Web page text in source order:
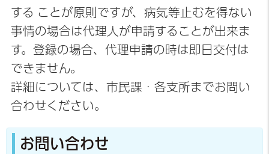
する ことが原則ですが、病気等止むを得ない
事情の場合は代理人が申請することが出来ま
す。登録の場合、代理申請の時は即日交付は
できません。
詳細については、市民課・各支所までお問い
合わせください。
お問い合わせ